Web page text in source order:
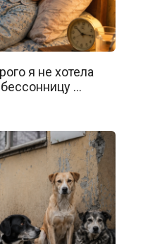
я не хотела
…